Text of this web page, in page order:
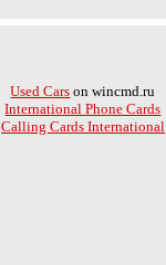
Used Cars on wincmd.ru
International Phone Cards
Calling Cards International